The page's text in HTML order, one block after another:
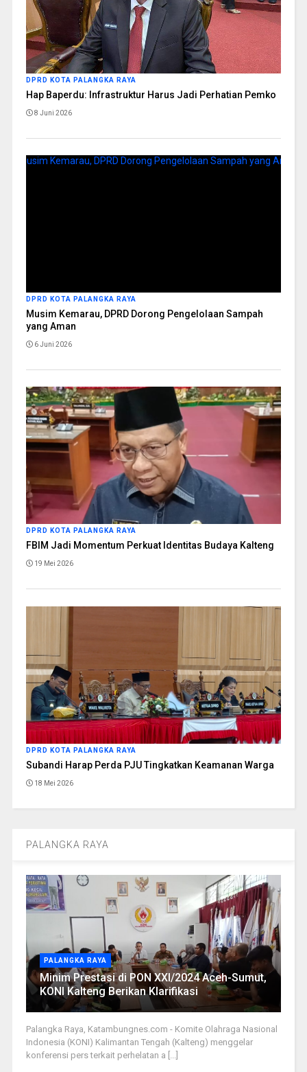
DPRD KOTA PALANGKA RAYA
Hap Baperdu: Infrastruktur Harus Jadi Perhatian Pemko
8 Juni 2026
DPRD KOTA PALANGKA RAYA
Musim Kemarau, DPRD Dorong Pengelolaan Sampah
yang Aman
6 Juni 2026
DPRD KOTA PALANGKA RAYA
FBIM Jadi Momentum Perkuat Identitas Budaya Kalteng
19 Mei 2026
DPRD KOTA PALANGKA RAYA
Subandi Harap Perda PJU Tingkatkan Keamanan Warga
18 Mei 2026
PALANGKA RAYA
PALANGKA RAYA
Minim Prestasi di PON XXI/2024 Aceh-Sumut,
KONI Kalteng Berikan Klarifikasi
Palangka Raya, Katambungnes.com - Komite Olahraga Nasional
Indonesia (KONI) Kalimantan Tengah (Kalteng) menggelar
konferensi pers terkait perhelatan a [...]